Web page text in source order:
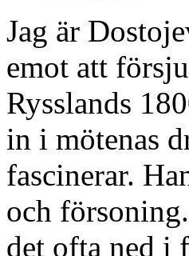
Jag är
emot att
Rysslands
in i mötenas
fascinerar.
och
det ofta ned i